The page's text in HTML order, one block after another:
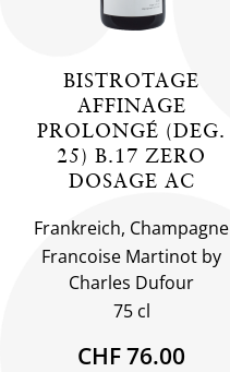
BISTROTAGE
AFFINAGE
PROLONGÉ (DEG.
25) B.17 ZERO
DOSAGE AC
Frankreich, Champagne
Francoise Martinot by
Charles Dufour
75 cl
CHF 76.00